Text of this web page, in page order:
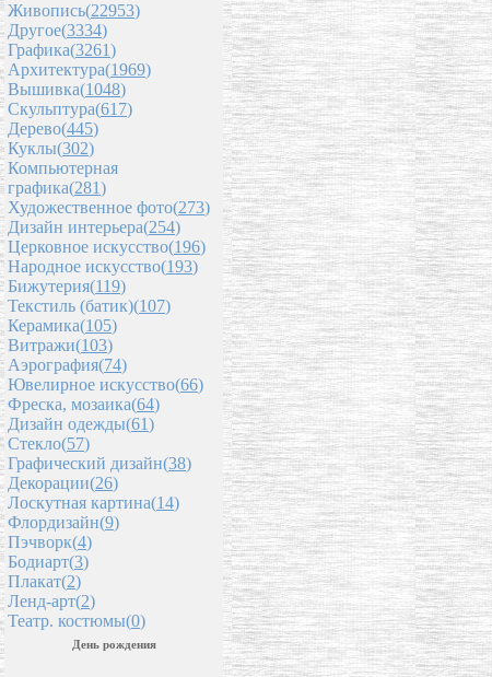
Живопись(22953)
Другое(3334)
Графика(3261)
Архитектура(1969)
Вышивка(1048)
Скульптура(617)
Дерево(445)
Куклы(302)
Компьютерная
графика(281)
Художественное фото(273)
Дизайн интерьера(254)
Церковное искусство(196)
Народное искусство(193)
Бижутерия(119)
Текстиль (батик)(107)
Керамика(105)
Витражи(103)
Аэрография(74)
Ювелирное искусство(66)
Фреска, мозаика(64)
Дизайн одежды(61)
Стекло(57)
Графический дизайн(38)
Декорации(26)
Лоскутная картина(14)
Флордизайн(9)
Пэчворк(4)
Бодиарт(3)
Плакат(2)
Ленд-арт(2)
Театр. костюмы(0)
День рождения